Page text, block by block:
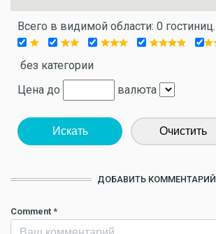
Всего в видимой области: 0 гостиниц.
без категории
Цена до
валюта
Искать Очистить
ДОБАВИТЬ КОММЕНТАРИЙ
Comment *